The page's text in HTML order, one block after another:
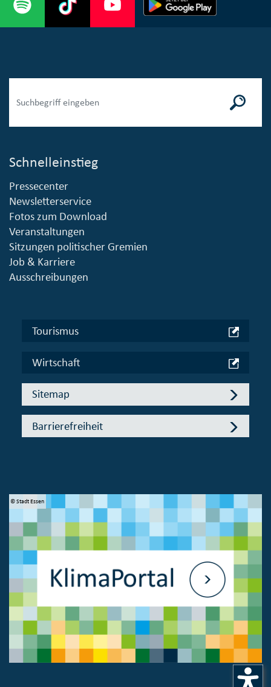
Schnelleinstieg
Pressecenter
Newsletterservice
Fotos zum Download
Veranstaltungen
Sitzungen politischer Gremien
Job & Karriere
Ausschreibungen
Tourismus
Wirtschaft
Sitemap
Barrierefreiheit
© Stadt Essen